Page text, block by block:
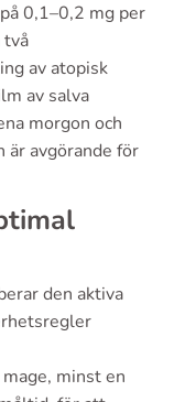
0,1–0,2 mg per
två
av atopisk
av salva
morgon och
avgörande för
den aktiva
minst en